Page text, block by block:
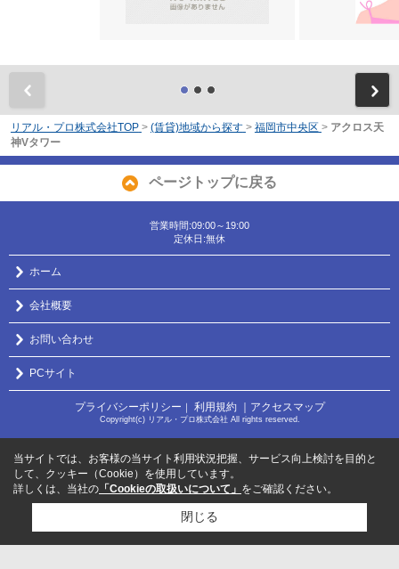
リアル・プロ株式会社TOP > (賃貸)地域から探す > 福岡市中央区 > アクロス天
神Vタワー
ページトップに戻る
営業時間:09:00～19:00
定休日:無休
ホーム
会社概要
お問い合わせ
PCサイト
プライバシーポリシー ｜ 利用規約 ｜アクセスマップ
Copyright(c) リアル・プロ株式会社 All rights reserved.
当サイトでは、お客様の当サイト利用状況把握、サービス向上検討を目的と
して、クッキー（Cookie）を使用しています。
詳しくは、当社の 「Cookieの取扱いについて」 をご確認ください。
閉じる